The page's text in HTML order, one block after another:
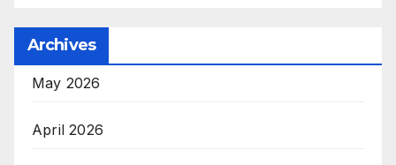
Archives
May 2026
April 2026